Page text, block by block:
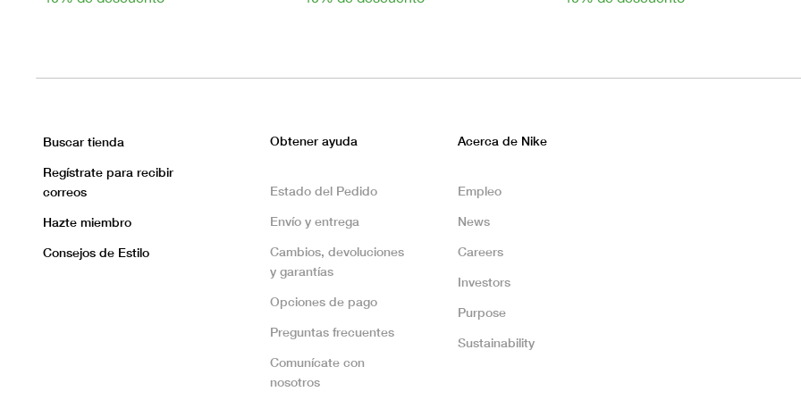
Buscar tienda
Regístrate para recibir
correos
Hazte miembro
Consejos de Estilo
Obtener ayuda
Estado del Pedido
Envío y entrega
Cambios, devoluciones
y garantías
Opciones de pago
Preguntas frecuentes
Comunícate con
nosotros
Acerca de Nike
Empleo
News
Careers
Investors
Purpose
Sustainability